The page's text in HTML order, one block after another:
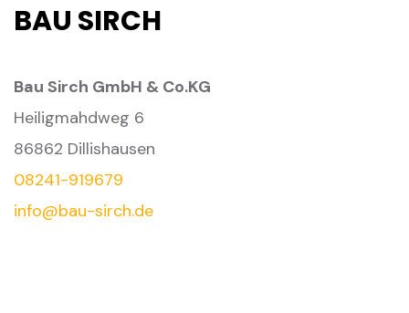
BAU SIRCH
Bau Sirch GmbH & Co.KG
Heiligmahdweg 6
86862 Dillishausen
08241-919679
info@bau-sirch.de